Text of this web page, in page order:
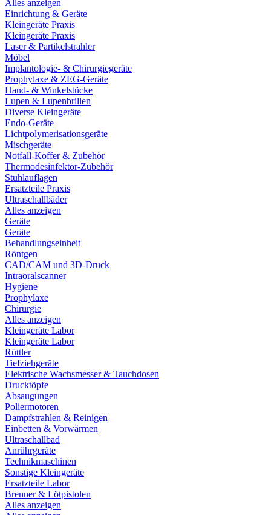
Alles anzeigen
Einrichtung & Geräte
Kleingeräte Praxis
Kleingeräte Praxis
Laser & Partikelstrahler
Möbel
Implantologie- & Chirurgiegeräte
Prophylaxe & ZEG-Geräte
Hand- & Winkelstücke
Lupen & Lupenbrillen
Diverse Kleingeräte
Endo-Geräte
Lichtpolymerisationsgeräte
Mischgeräte
Notfall-Koffer & Zubehör
Thermodesinfektor-Zubehör
Stuhlauflagen
Ersatzteile Praxis
Ultraschallbäder
Alles anzeigen
Geräte
Geräte
Behandlungseinheit
Röntgen
CAD/CAM und 3D-Druck
Intraoralscanner
Hygiene
Prophylaxe
Chirurgie
Alles anzeigen
Kleingeräte Labor
Kleingeräte Labor
Rüttler
Tiefziehgeräte
Elektrische Wachsmesser & Tauchdosen
Drucktöpfe
Absaugungen
Poliermotoren
Dampfstrahlen & Reinigen
Einbetten & Vorwärmen
Ultraschallbad
Anrührgeräte
Technikmaschinen
Sonstige Kleingeräte
Ersatzteile Labor
Brenner & Lötpistolen
Alles anzeigen